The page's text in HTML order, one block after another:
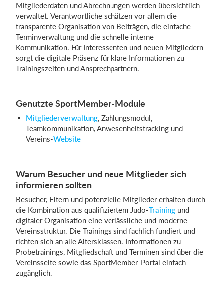
Mitgliederdaten und Abrechnungen werden übersichtlich
verwaltet. Verantwortliche schätzen vor allem die
transparente Organisation von Beiträgen, die einfache
Terminverwaltung und die schnelle interne
Kommunikation. Für Interessenten und neuen Mitgliedern
sorgt die digitale Präsenz für klare Informationen zu
Trainingszeiten und Ansprechpartnern.
Genutzte SportMember-Module
Mitgliederverwaltung, Zahlungsmodul,
Teamkommunikation, Anwesenheitstracking und
Vereins-Website
Warum Besucher und neue Mitglieder sich
informieren sollten
Besucher, Eltern und potenzielle Mitglieder erhalten durch
die Kombination aus qualifiziertem Judo-Training und
digitaler Organisation eine verlässliche und moderne
Vereinsstruktur. Die Trainings sind fachlich fundiert und
richten sich an alle Altersklassen. Informationen zu
Probetrainings, Mitgliedschaft und Terminen sind über die
Vereinsseite sowie das SportMember-Portal einfach
zugänglich.